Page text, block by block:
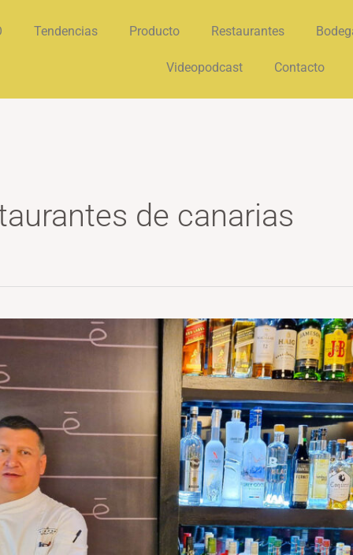
Tendencias Producto Restaurantes
Videopodcast Contacto
de canarias